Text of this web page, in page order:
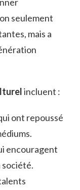
seulement
mais a
incluent :
ont repoussé
encouragent
société.